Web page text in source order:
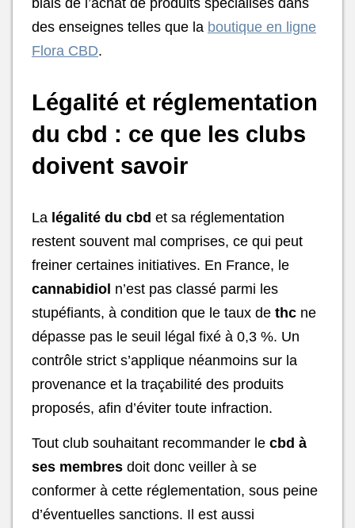
des enseignes telles que la boutique en ligne
Flora CBD.
Légalité et réglementation
du cbd : ce que les clubs
doivent savoir
La légalité du cbd et sa réglementation
restent souvent mal comprises, ce qui peut
freiner certaines initiatives. En France, le
cannabidiol n’est pas classé parmi les
stupéfiants, à condition que le taux de thc ne
dépasse pas le seuil légal fixé à 0,3 %. Un
contrôle strict s’applique néanmoins sur la
provenance et la traçabilité des produits
proposés, afin d’éviter toute infraction.
Tout club souhaitant recommander le cbd à
ses membres doit donc veiller à se
conformer à cette réglementation, sous peine
d’éventuelles sanctions. Il est aussi